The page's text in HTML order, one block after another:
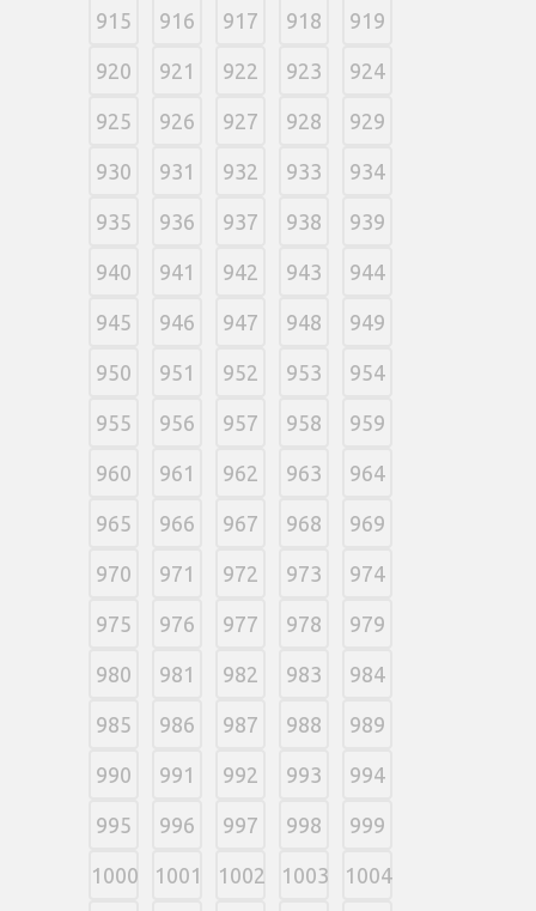
915 916 917 918 919
920 921 922 923 924
925 926 927 928 929
930 931 932 933 934
935 936 937 938 939
940 941 942 943 944
945 946 947 948 949
950 951 952 953 954
955 956 957 958 959
960 961 962 963 964
965 966 967 968 969
970 971 972 973 974
975 976 977 978 979
980 981 982 983 984
985 986 987 988 989
990 991 992 993 994
995 996 997 998 999
1000 1001 1002 1003 1004